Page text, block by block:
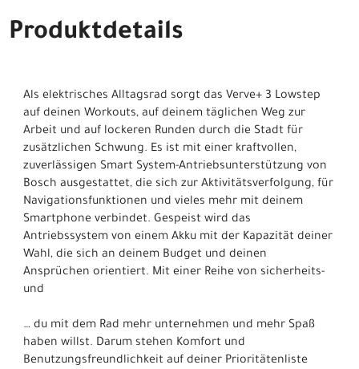
Produktdetails
Als elektrisches Alltagsrad sorgt das Verve+ 3 Lowstep
auf deinen Workouts, auf deinem täglichen Weg zur
Arbeit und auf lockeren Runden durch die Stadt für
zusätzlichen Schwung. Es ist mit einer kraftvollen,
zuverlässigen Smart System-Antriebsunterstützung von
Bosch ausgestattet, die sich zur Aktivitätsverfolgung, für
Navigationsfunktionen und vieles mehr mit deinem
Smartphone verbindet. Gespeist wird das
Antriebssystem von einem Akku mit der Kapazität deiner
Wahl, die sich an deinem Budget und deinen
Ansprüchen orientiert. Mit einer Reihe von sicherheits-
und
… du mit dem Rad mehr unternehmen und mehr Spaß
haben willst. Darum stehen Komfort und
Benutzungsfreundlichkeit auf deiner Prioritätenliste